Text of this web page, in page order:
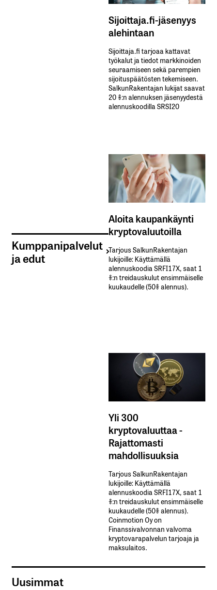
Kumppanipalvelut
ja edut
Sijoittaja.fi-jäsenyys
alehintaan
Sijoittaja.fi tarjoaa kattavat
työkalut ja tiedot markkinoiden
seuraamiseen sekä parempien
sijoituspäätösten tekemiseen.
SalkunRakentajan lukijat saavat
20 %:n alennuksen jäsenyydestä
alennuskoodilla SRSI20
Aloita kaupankäynti
kryptovaluutoilla
Tarjous SalkunRakentajan
lukijoille: Käyttämällä​ ​
alennuskoodia​ ​SRFI17X,​ ​saat​ ​1
%:n treidauskulut​ ​ensimmäiselle​ ​
kuukaudelle​ ​(50%​ ​alennus).
Yli 300
kryptovaluuttaa -
Rajattomasti
mahdollisuuksia
Tarjous SalkunRakentajan
lukijoille: Käyttämällä​ ​
alennuskoodia​ ​SRFI17X,​ ​saat​ ​1
%:n treidauskulut​ ​ensimmäiselle​ ​
kuukaudelle​ ​(50%​ ​alennus).
Coinmotion Oy on
Finanssivalvonnan valvoma
kryptovarapalvelun tarjoaja ja
maksulaitos.
Uusimmat